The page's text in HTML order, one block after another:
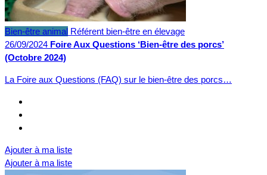
Bien-être animal Référent bien-être en élevage
26/09/2024 Foire Aux Questions ‘Bien-être des porcs’
(Octobre 2024)
La Foire aux Questions (FAQ) sur le bien-être des porcs…
Ajouter à ma liste
Ajouter à ma liste